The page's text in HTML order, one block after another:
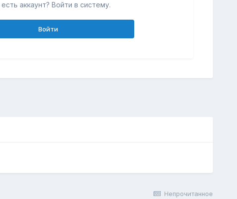
аккаунт? Войти в систему.
Войти
Непрочитанное